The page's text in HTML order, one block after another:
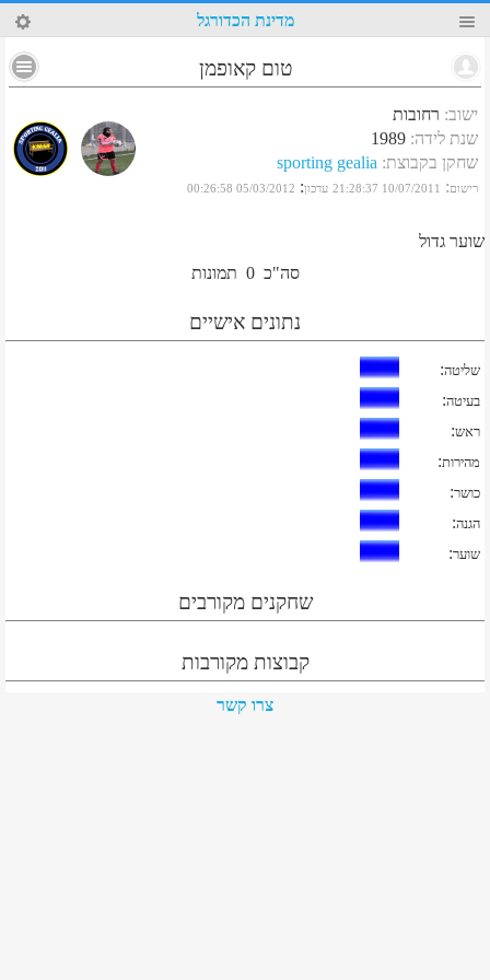
61 מדינת הכדורגל
טום קאופמן
ישוב: רחובות
שנת לידה:
1989
שחקן בקבוצת:
sporting gealia
רישום:
10/07/2011 21:28:37 עדכון:
05/03/2012 00:26:58
שוער גדול
סה"כ 0 תמונות
נתונים אישיים
שליטה:
בעיטה:
ראש:
מהירות:
כושר:
הגנה:
שוער:
שחקנים מקורבים
קבוצות מקורבות
צרו קשר